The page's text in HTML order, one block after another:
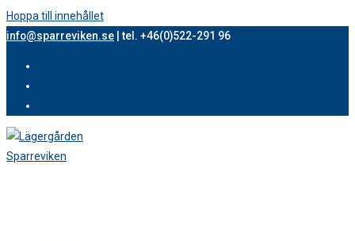
Hoppa till innehållet
info@sparreviken.se | tel. +46(0)522-291 96